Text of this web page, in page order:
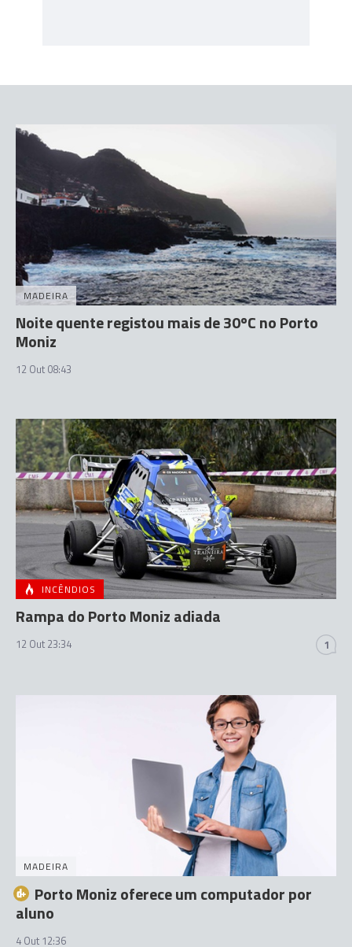
MADEIRA
Noite quente registou mais de 30ºC no Porto
Moniz
12 Out 08:43
INCÊNDIOS
Rampa do Porto Moniz adiada
12 Out 23:34 1
MADEIRA
Porto Moniz oferece um computador por
aluno
4 Out 12:36